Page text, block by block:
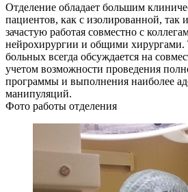
Отделение обладает большим
пациентов, как с изолированной, так
зачастую работая совместно с
нейрохирургии и общими хирургами.
больных всегда обсуждается на
учетом возможности проведения
программы и выполнения наиболее
манипуляций.
Фото работы отделения